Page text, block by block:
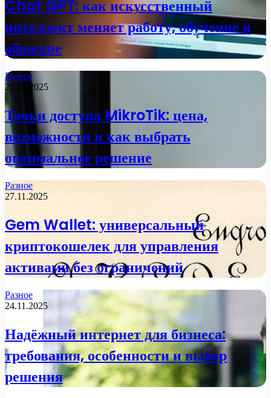
Chat GPT: как искусственный
интеллект меняет работу, обучение и
общение
Разное
26.12.2025
Точки доступа MikroTik: цена,
возможности и как выбрать
оптимальное решение
Разное
27.11.2025
Gem Wallet: универсальный
криптокошелек для управления
активами без ограничений
Разное
24.11.2025
Надёжный интернет для бизнеса:
требования, особенности и выбор
решения